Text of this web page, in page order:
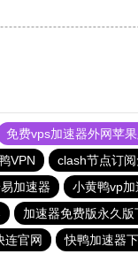
免费vps加速器外网苹
VPN clash节点订
加速器 小黄鸭vp加
加速器免费版永久版
连官网 快鸭加速器